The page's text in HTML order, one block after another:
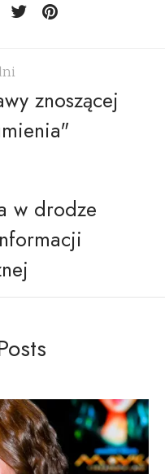
znoszącej
w drodze